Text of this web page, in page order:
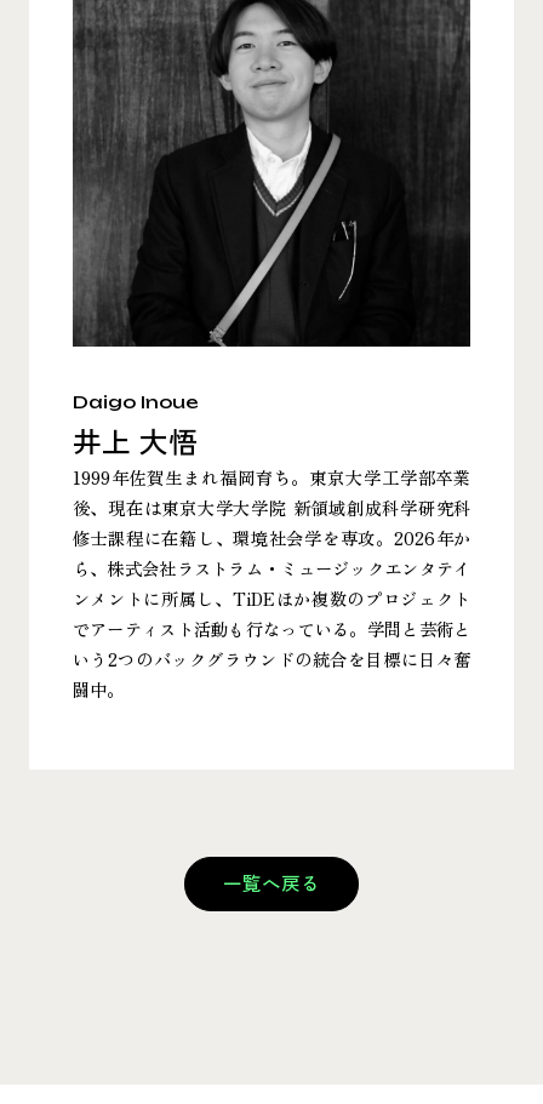
Daigo Inoue
井上 大悟
1999年佐賀生まれ福岡育ち。東京大学工学部卒業
後、現在は東京大学大学院 新領域創成科学研究科
修士課程に在籍し、環境社会学を専攻。2026年か
ら、株式会社ラストラム・ミュージックエンタテイ
ンメントに所属し、TiDEほか複数のプロジェクト
でアーティスト活動も行なっている。学問と芸術と
いう2つのバックグラウンドの統合を目標に日々奮
闘中。
一覧へ戻る